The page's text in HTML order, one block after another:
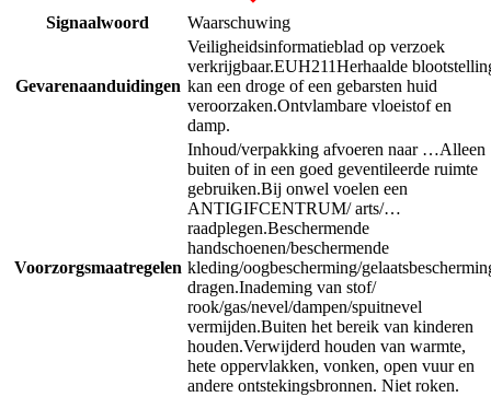
Signaalwoord Waarschuwing
Gevarenaanduidingen
Veiligheidsinformatieblad op verzoek
verkrijgbaar.EUH211Herhaalde
kan een droge of een gebarsten huid
veroorzaken.Ontvlambare vloeistof en
damp.
Voorzorgsmaatregelen
Inhoud/verpakking afvoeren naar …Alleen
buiten of in een goed geventileerde ruimte
gebruiken.Bij onwel voelen een
ANTIGIFCENTRUM/ arts/…
raadplegen.Beschermende
handschoenen/beschermende
kleding/oogbescherming/
dragen.Inademing van stof/
rook/gas/nevel/dampen/spuitnevel
vermijden.Buiten het bereik van kinderen
houden.Verwijderd houden van warmte,
hete oppervlakken, vonken, open vuur en
andere ontstekingsbronnen. Niet roken.